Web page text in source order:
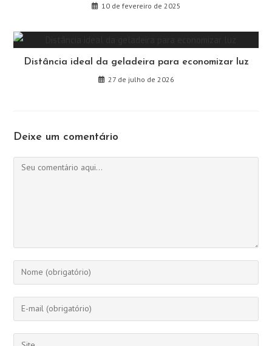
10 de fevereiro de 2025
Distância ideal da geladeira para economizar luz
27 de julho de 2026
Deixe um comentário
Comentário
Digite
seu
nome
ou
de
Digite
seu
endereço
Digite